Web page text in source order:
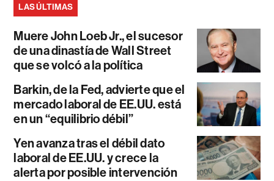
LAS ÚLTIMAS
Muere John Loeb Jr., el sucesor
de una dinastía de Wall Street
que se volcó a la política
Barkin, de la Fed, advierte que el
mercado laboral de EE.UU. está
en un “equilibrio débil”
Yen avanza tras el débil dato
laboral de EE.UU. y crece la
alerta por posible intervención